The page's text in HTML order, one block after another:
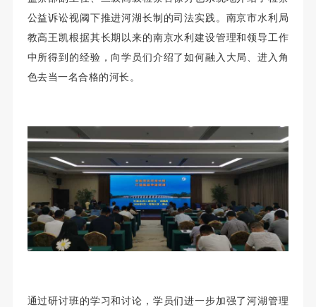
公益诉讼视阈下推进河湖长制的司法实践。南京市水利局
教高王凯根据其长期以来的南京水利建设管理和领导工作
中所得到的经验，向学员们介绍了如何融入大局、进入角
色去当一名合格的河长。
通过研讨班的学习和讨论，学员们进一步加强了河湖管理